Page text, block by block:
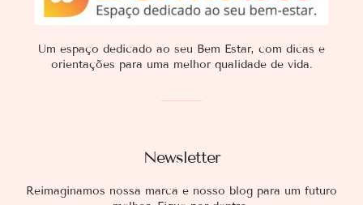
Newsletter
Reimaginamos nossa marca e nosso blog para um futuro
Um espaço dedicado ao seu Bem Estar, com dicas e
orientações para uma melhor qualidade de vida.